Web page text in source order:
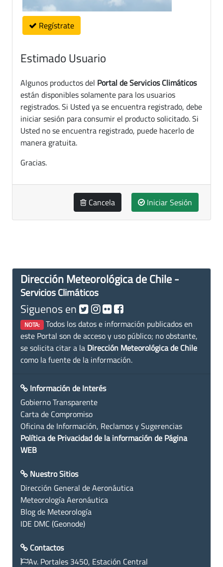
Regístrate
Estimado Usuario
Algunos productos del Portal de Servicios Climáticos
están disponibles solamente para los usuarios
registrados. Si Usted ya se encuentra registrado, debe
iniciar sesión para consumir el producto solicitado. Si
Usted no se encuentra registrado, puede hacerlo de
manera gratuita.
Gracias.
Cancela Iniciar Sesión
Dirección Meteorológica de Chile -
Servicios Climáticos
Siguenos en
NOTA: Todos los datos e información publicados en
este Portal son de acceso y uso público; no obstante,
se solicita citar a la Dirección Meteorológica de Chile
como la fuente de la información.
Información de Interés
Gobierno Transparente
Carta de Compromiso
Oficina de Información, Reclamos y Sugerencias
Política de Privacidad de la información de Página
WEB
Nuestro Sitios
Dirección General de Aeronáutica
Meteorología Aeronáutica
Blog de Meteorología
IDE DMC (Geonode)
Contactos
Av. Portales 3450, Estación Central